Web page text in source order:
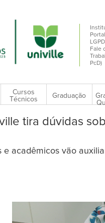
LGPD
Fale
PcD)
Cursos
Técnicos
Graduação
tira dúvidas
e acadêmicos vão